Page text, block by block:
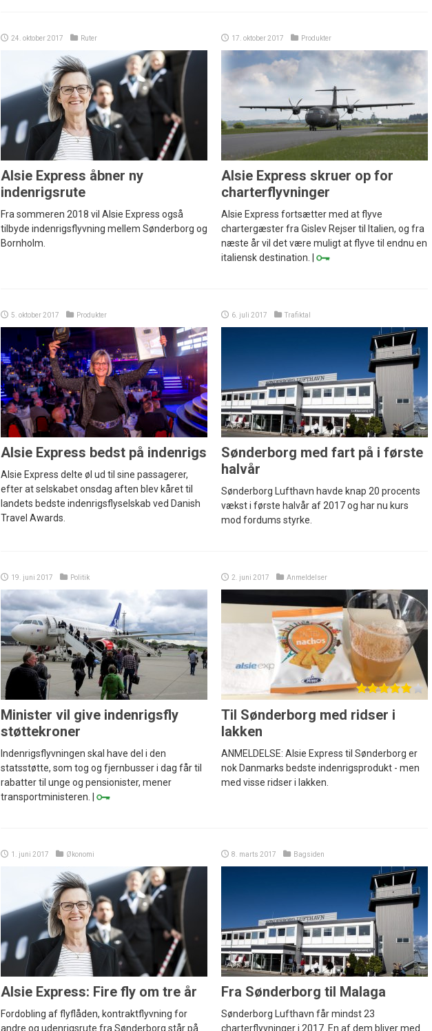
24. oktober 2017 Ruter
Alsie Express åbner ny
indenrigsrute
Fra sommeren 2018 vil Alsie Express også
tilbyde indenrigsflyvning mellem Sønderborg og
Bornholm.
17. oktober 2017 Produkter
Alsie Express skruer op for
charterflyvninger
Alsie Express fortsætter med at flyve
chartergæster fra Gislev Rejser til Italien, og fra
næste år vil det være muligt at flyve til endnu en
italiensk destination. |
5. oktober 2017 Produkter
Alsie Express bedst på indenrigs
Alsie Express delte øl ud til sine passagerer,
efter at selskabet onsdag aften blev kåret til
landets bedste indenrigsflyselskab ved Danish
Travel Awards.
6. juli 2017 Trafiktal
Sønderborg med fart på i første
halvår
Sønderborg Lufthavn havde knap 20 procents
vækst i første halvår af 2017 og har nu kurs
mod fordums styrke.
19. juni 2017 Politik
Minister vil give indenrigsfly
støttekroner
Indenrigsflyvningen skal have del i den
statsstøtte, som tog og fjernbusser i dag får til
rabatter til unge og pensionister, mener
transportministeren. |
2. juni 2017 Anmeldelser
Til Sønderborg med ridser i
lakken
ANMELDELSE: Alsie Express til Sønderborg er
nok Danmarks bedste indenrigsprodukt - men
med visse ridser i lakken.
1. juni 2017 Økonomi
Alsie Express: Fire fly om tre år
Fordobling af flyflåden, kontraktflyvning for
andre og udenrigsrute fra Sønderborg står på
8. marts 2017 Bagsiden
Fra Sønderborg til Malaga
Sønderborg Lufthavn får mindst 23
charterflyvninger i 2017. En af dem bliver med